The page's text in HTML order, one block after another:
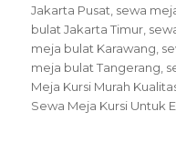
Jakarta Pusat, sewa
bulat Jakarta Timur,
meja bulat Karawang,
meja bulat Tangerang,
Meja Kursi Murah
Sewa Meja Kursi Untuk